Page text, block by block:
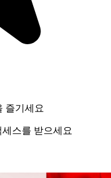
즐기세요
스를 받으세요